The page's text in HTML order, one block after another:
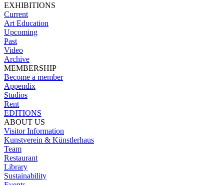
EXHIBITIONS
Current
Art Education
Upcoming
Past
Video
Archive
MEMBERSHIP
Become a member
Appendix
Studios
Rent
EDITIONS
ABOUT US
Visitor Information
Kunstverein & Künstlerhaus
Team
Restaurant
Library
Sustainability